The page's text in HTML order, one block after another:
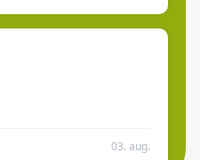
03. aug.